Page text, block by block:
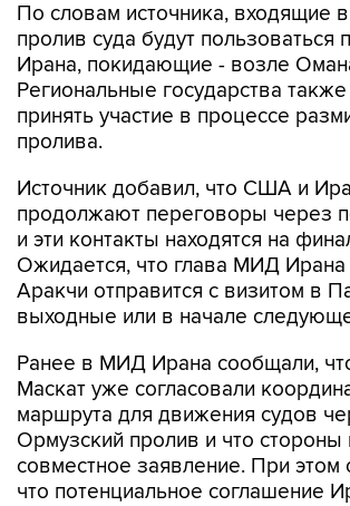
По словам источника, входящие
пролив суда будут пользоваться
Ирана, покидающие - возле
Региональные государства также
принять участие в процессе
пролива.
Источник добавил, что США и
продолжают переговоры через
и эти контакты находятся на
Ожидается, что глава МИД
Аракчи отправится с визитом в
выходные или в начале
Ранее в МИД Ирана сообщали,
Маскат уже согласовали
маршрута для движения судов
Ормузский пролив и что стороны
совместное заявление. При этом
что потенциальное соглашение